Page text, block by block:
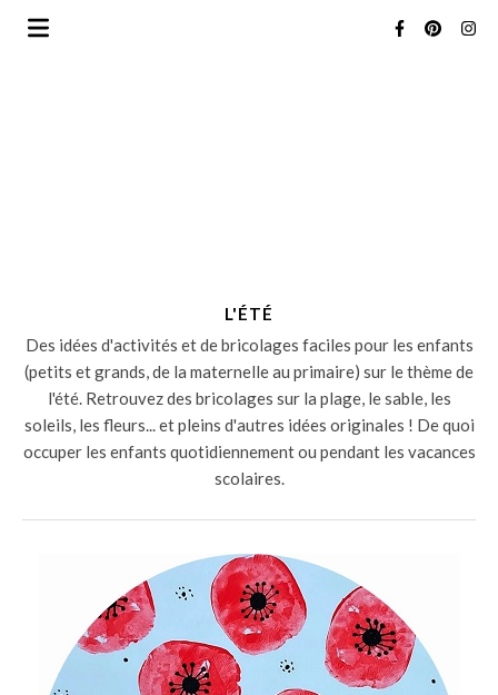
L'ÉTÉ
Des idées d'activités et de bricolages faciles pour les enfants
(petits et grands, de la maternelle au primaire) sur le thème de
l'été. Retrouvez des bricolages sur la plage, le sable, les
soleils, les fleurs... et pleins d'autres idées originales ! De quoi
occuper les enfants quotidiennement ou pendant les vacances
scolaires.